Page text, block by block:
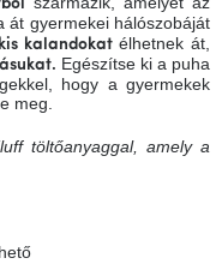
át gyermekei hálószobáját
kis kalandokatélhetnek át,
Egészítse ki a puha
hogy a gyermekek
meg.
töltőanyaggal, amely a